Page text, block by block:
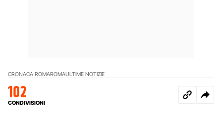
CRONACA ROMAROMAULTIME NOTIZIE
102
CONDIVISIONI